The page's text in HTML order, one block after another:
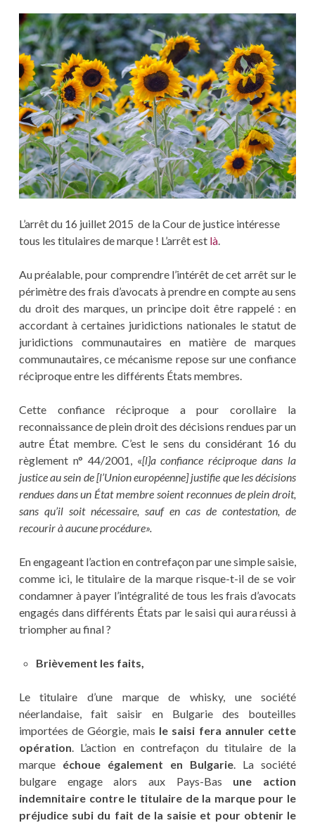
L’arrêt du 16 juillet 2015 de la Cour de justice intéresse
tous les titulaires de marque ! L’arrêt est là.
Au préalable, pour comprendre l’intérêt de cet arrêt sur le
périmètre des frais d’avocats à prendre en compte au sens
du droit des marques, un principe doit être rappelé : en
accordant à certaines juridictions nationales le statut de
juridictions communautaires en matière de marques
communautaires, ce mécanisme repose sur une confiance
réciproque entre les différents États membres.
Cette confiance réciproque a pour corollaire la
reconnaissance de plein droit des décisions rendues par un
autre État membre. C’est le sens du considérant 16 du
règlement n° 44/2001, «[l]a confiance réciproque dans la
justice au sein de [l’Union européenne] justifie que les décisions
rendues dans un État membre soient reconnues de plein droit,
sans qu’il soit nécessaire, sauf en cas de contestation, de
recourir à aucune procédure».
En engageant l’action en contrefaçon par une simple saisie,
comme ici, le titulaire de la marque risque-t-il de se voir
condamner à payer l’intégralité de tous les frais d’avocats
engagés dans différents États par le saisi qui aura réussi à
triompher au final ?
Brièvement les faits,
Le titulaire d’une marque de whisky, une société
néerlandaise, fait saisir en Bulgarie des bouteilles
importées de Géorgie, mais le saisi fera annuler cette
opération. L’action en contrefaçon du titulaire de la
marqueéchoue également en Bulgarie. La société
bulgare engage alors aux Pays-Bas une action
indemnitaire contre le titulaire de la marque pour le
préjudice subi du fait de la saisie et pour obtenir le